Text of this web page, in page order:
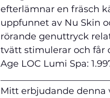
efterlämnar en fräsch
uppfunnet av Nu Skin
rörande genuttryck
tvätt stimulerar och får
Age LOC Lumi Spa:
Mitt erbjudande denna